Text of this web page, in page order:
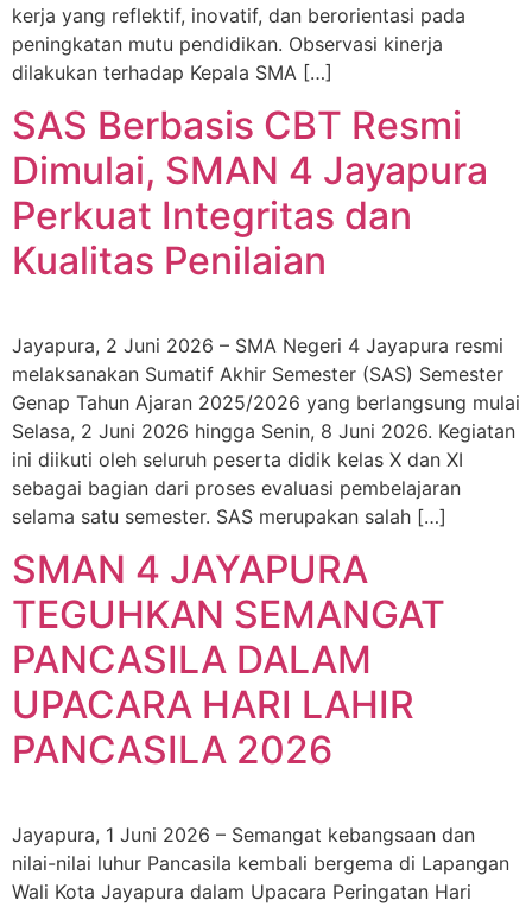
kerja yang reflektif, inovatif, dan berorientasi pada
peningkatan mutu pendidikan. Observasi kinerja
dilakukan terhadap Kepala SMA […]
SAS Berbasis CBT Resmi
Dimulai, SMAN 4 Jayapura
Perkuat Integritas dan
Kualitas Penilaian
Jayapura, 2 Juni 2026 – SMA Negeri 4 Jayapura resmi
melaksanakan Sumatif Akhir Semester (SAS) Semester
Genap Tahun Ajaran 2025/2026 yang berlangsung mulai
Selasa, 2 Juni 2026 hingga Senin, 8 Juni 2026. Kegiatan
ini diikuti oleh seluruh peserta didik kelas X dan XI
sebagai bagian dari proses evaluasi pembelajaran
selama satu semester. SAS merupakan salah […]
SMAN 4 JAYAPURA
TEGUHKAN SEMANGAT
PANCASILA DALAM
UPACARA HARI LAHIR
PANCASILA 2026
Jayapura, 1 Juni 2026 – Semangat kebangsaan dan
nilai-nilai luhur Pancasila kembali bergema di Lapangan
Wali Kota Jayapura dalam Upacara Peringatan Hari